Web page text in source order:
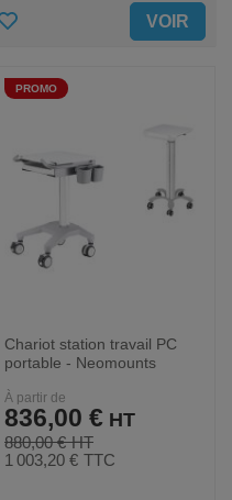
AJOUTER
FAVORIS
VOIR
PROMO
Chariot station travail PC
portable - Neomounts
À partir de
880,00 €
836,00 €
1 003,20 € TTC